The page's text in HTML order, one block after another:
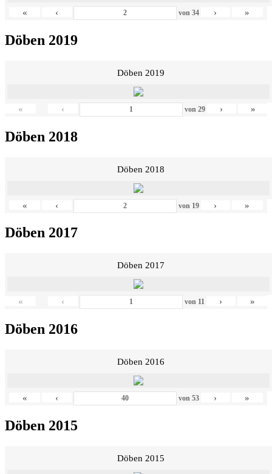
« ‹ von 34 › »
Döben 2019
Döben 2019
« ‹ von 29 › »
Döben 2018
Döben 2018
« ‹ von 19 › »
Döben 2017
Döben 2017
« ‹ von 11 › »
Döben 2016
Döben 2016
« ‹ von 53 › »
Döben 2015
Döben 2015